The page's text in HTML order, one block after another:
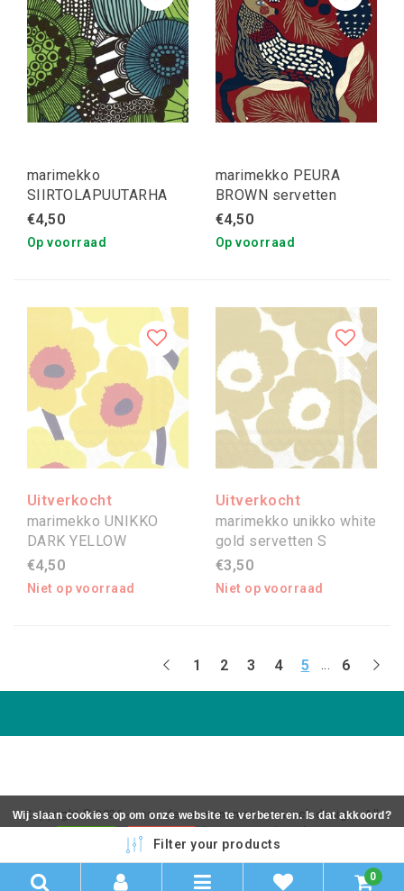
marimekko
SIIRTOLAPUUTARHA
green servetten
€4,50
Op voorraad
marimekko PEURA
BROWN servetten
€4,50
Op voorraad
Uitverkocht
marimekko UNIKKO
DARK YELLOW
servetten
€4,50
Niet op voorraad
Uitverkocht
marimekko unikko white
gold servetten S
€3,50
Niet op voorraad
1 2 3 4 5 ... 6
Copyright © 2026 - coos de wit wonen scaninavsch design - All
rights reserved - RealizationInStijl Media
Filter your products
0
Wij slaan cookies op om onze website te verbeteren. Is dat akkoord?
Nee Meer over cookies »